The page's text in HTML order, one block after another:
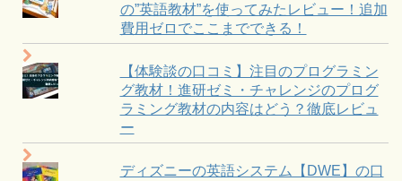
の”英語教材”を使ってみたレビュー！追加
費用ゼロでここまでできる！
【体験談の口コミ】注目のプログラミン
グ教材！進研ゼミ・チャレンジのプログ
ラミング教材の内容はどう？徹底レビュ
ー
ディズニーの英語システム【DWE】の口